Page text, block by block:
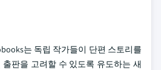
는 독립 작가들이 단편 스토리를
판을 고려할 수 있도록 유도하는 새